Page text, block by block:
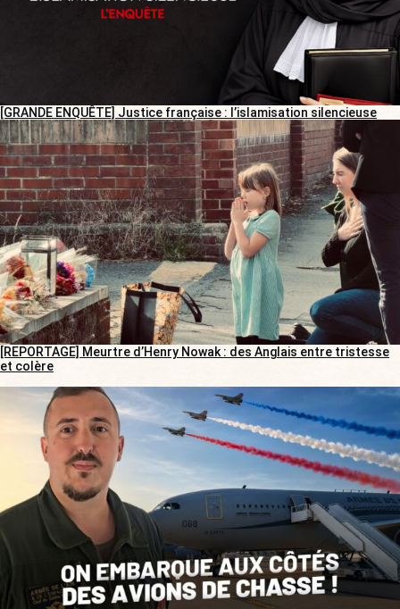
[GRANDE ENQUÊTE] Justice française : l’islamisation silencieuse
[REPORTAGE] Meurtre d’Henry Nowak : des Anglais entre tristesse
et colère